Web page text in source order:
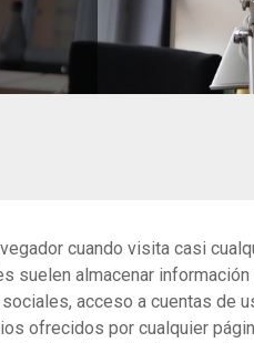
cuando visita casi
suelen almacenar
acceso a cuentas de
ofrecidos por cualquier